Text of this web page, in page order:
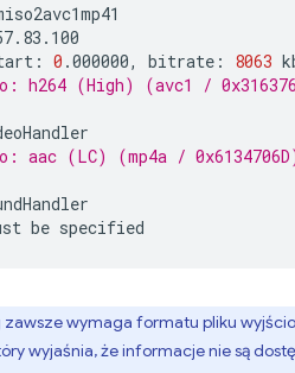
0 .000000, bitrate: 8063
h264 (High) (avc1 /
aac (LC) (mp4a /
be
wymaga formatu pliku
wyjaśnia, że informacje nie są